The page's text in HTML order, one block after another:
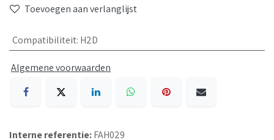
Toevoegen aan verlanglijst
Compatibiliteit: H2D
Algemene voorwaarden
Interne referentie:FAH029